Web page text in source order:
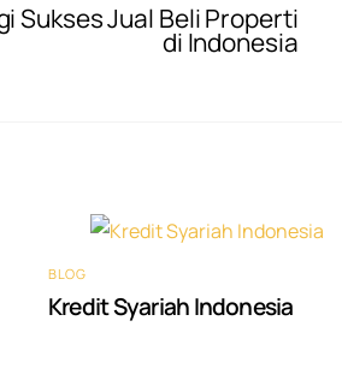
Sukses Jual Beli Properti
di Indonesia
BLOG
Kredit Syariah Indonesia